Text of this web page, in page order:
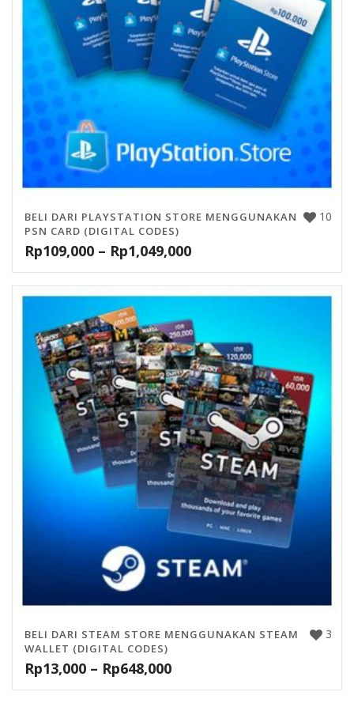
10
BELI DARI PLAYSTATION STORE MENGGUNAKAN
PSN CARD (DIGITAL CODES)
Rp109,000 – Rp1,049,000
3
BELI DARI STEAM STORE MENGGUNAKAN STEAM
WALLET (DIGITAL CODES)
Rp13,000 – Rp648,000